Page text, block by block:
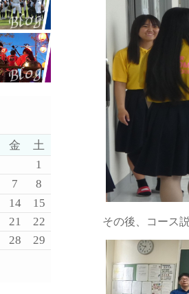
その後、コース
金
土
1
7
8
14
15
21
22
28
29